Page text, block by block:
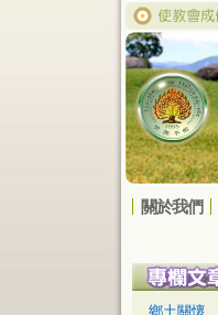
關於我們
鄉土關懷